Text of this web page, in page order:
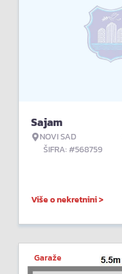
Sajam
NOVI SAD
ŠIFRA: #568759
Više o nekretnini >
Garaže